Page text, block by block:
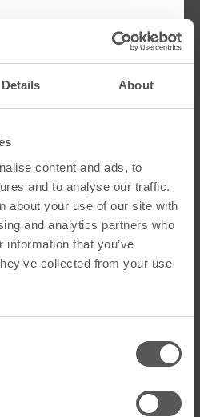
Details About
content and ads, to
and to analyse our traffic.
about your use of our site with
and analytics partners who
that you’ve
collected from your use
拥有共同价值观和职业道
而汇聚的集合。
一个比任何个体都更强大
独特贡献，同时强调协作
励团队成员不断成长、发
司的共同成功。
。我们以全面的方式关注
感受到被重视和支持。
重要价值和意义。我们深
力，发挥协作的力量，能
触及的全球各地产生持久